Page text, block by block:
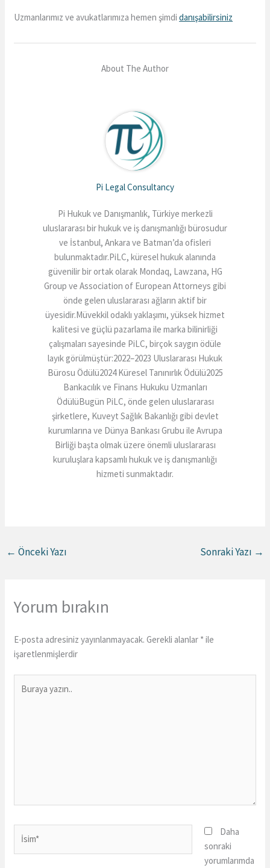
Uzmanlarımız ve avukatlarımıza hemen şimdidanışabilirsiniz
About The Author
Pi Legal Consultancy
Pi Hukuk ve Danışmanlık, Türkiye merkezli
uluslararası bir hukuk ve iş danışmanlığı bürosudur
ve İstanbul, Ankara ve Batman’da ofisleri
bulunmaktadır.PiLC, küresel hukuk alanında
güvenilir bir ortak olarak Mondaq, Lawzana, HG
Group ve Association of European Attorneys gibi
önde gelen uluslararası ağların aktif bir
üyesidir.Müvekkil odaklı yaklaşımı, yüksek hizmet
kalitesi ve güçlü pazarlama ile marka bilinirliği
çalışmaları sayesinde PiLC, birçok saygın ödüle
layık görülmüştür:2022–2023 Uluslararası Hukuk
Bürosu Ödülü2024 Küresel Tanınırlık Ödülü2025
Bankacılık ve Finans Hukuku Uzmanları
ÖdülüBugün PiLC, önde gelen uluslararası
şirketlere, Kuveyt Sağlık Bakanlığı gibi devlet
kurumlarına ve Dünya Bankası Grubu ile Avrupa
Birliği başta olmak üzere önemli uluslararası
kuruluşlara kapsamlı hukuk ve iş danışmanlığı
hizmeti sunmaktadır.
← Önceki Yazı Sonraki Yazı →
Yorum bırakın
E-posta adresiniz yayınlanmayacak. Gerekli alanlar * ile
işaretlenmişlerdir
yazın..
Daha
sonraki
yorumlarımda